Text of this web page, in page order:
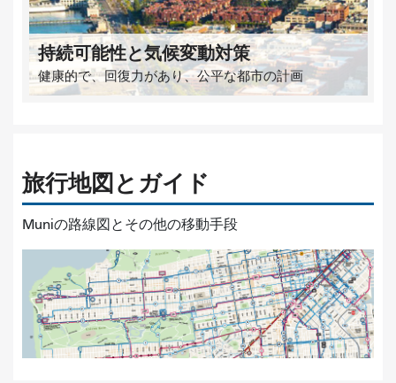
持続可能性と気候変動対策
健康的で、回復力があり、公平な都市の計画
旅行地図とガイド
Muniの路線図とその他の移動手段